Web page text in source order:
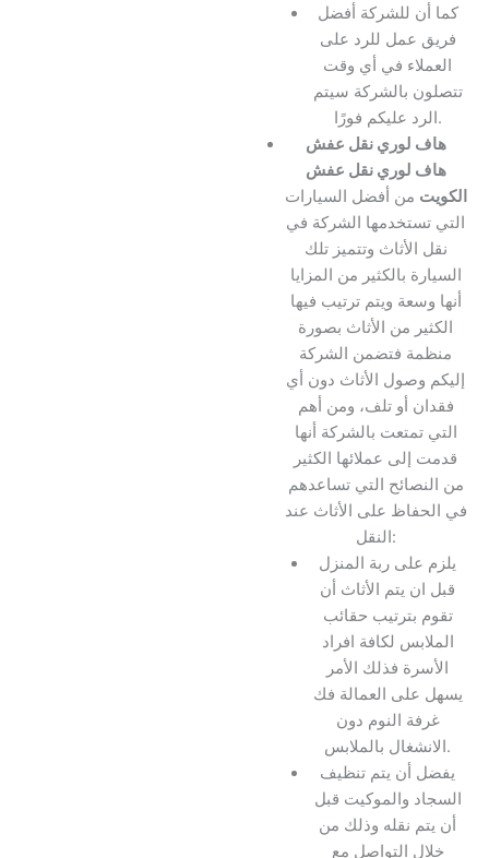
كما أن للشركة أفضل
فريق عمل للرد على
العملاء في أي وقت
تتصلون بالشركة سيتم
الرد عليكم فورًا.
هاف لوري نقل عفش
هاف لوري نقل عفش
الكويت من أفضل السيارات
التي تستخدمها الشركة في
نقل الأثاث وتتميز تلك
السيارة بالكثير من المزايا
أنها وسعة ويتم ترتيب فيها
الكثير من الأثاث بصورة
منظمة فتضمن الشركة
إليكم وصول الأثاث دون أي
فقدان أو تلف، ومن أهم
التي تمتعت بالشركة أنها
قدمت إلى عملائها الكثير
من النصائح التي تساعدهم
في الحفاظ على الأثاث عند
النقل:
يلزم على ربة المنزل
قبل ان يتم الأثاث أن
تقوم بترتيب حقائب
الملابس لكافة افراد
الأسرة فذلك الأمر
يسهل على العمالة فك
غرفة النوم دون
الانشغال بالملابس.
يفضل أن يتم تنظيف
السجاد والموكيت قبل
أن يتم نقله وذلك من
خلال التواصل مع